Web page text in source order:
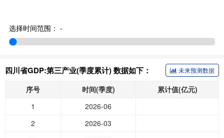
选择时间范围： -
四川省GDP:第三产业(季度累计) 数据如下： 未来预测数据
序号 时间(季度)
累计值(亿元)
1
2026-06
2
2026-03